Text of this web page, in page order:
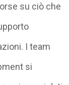
su ciò che
I team
si